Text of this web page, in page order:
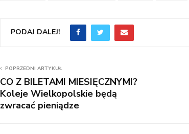
PODAJ DALEJ!
POPRZEDNI ARTYKUŁ
CO Z BILETAMI MIESIĘCZNYMI?
Koleje Wielkopolskie będą
zwracać pieniądze